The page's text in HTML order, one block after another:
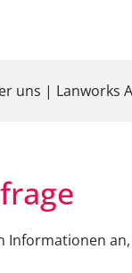
uns | Lanworks
Informationen